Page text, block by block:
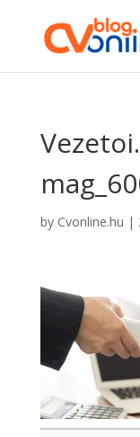
by Cvonline.hu |